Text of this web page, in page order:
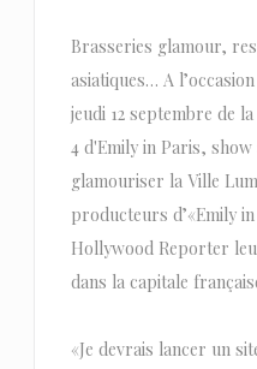
Brasseries glamour,
asiatiques… A
jeudi 12 septembre de
4 d'Emily in Paris,
glamouriser la Ville
producteurs d’«Emily
Hollywood Reporter
dans la capitale
«Je devrais lancer un